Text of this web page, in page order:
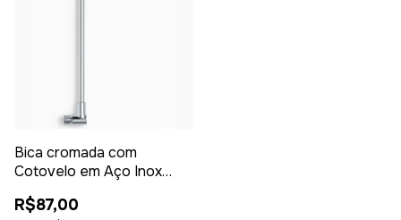
Bica cromada com
Cotovelo em Aço Inox
Purificador e Filtro rosca
R$87,00